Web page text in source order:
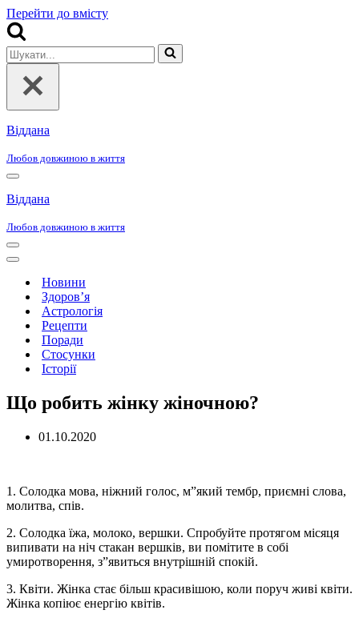
Перейти до вмісту
Шукати...
Віддана
Любов довжиною в життя
Меню
навігації
Віддана
Любов довжиною в життя
Меню
навігації
Меню
навігаціїНовини
Здоров’я
Астрологія
Рецепти
Поради
Стосунки
Історії
Що робить жінку жіночною?
01.10.2020
1. Солодка мова, ніжний голос, м”який тембр, приємні слова,
молитва, спів.
2. Солодка їжа, молоко, вершки. Спробуйте протягом місяця
випивати на ніч стакан вершків, ви помітите в собі
умиротворення, з”явиться внутрішній спокій.
3. Квіти. Жінка стає більш красивішою, коли поруч живі квіти.
Жінка копіює енергію квітів.